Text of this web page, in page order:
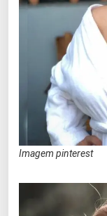
Imagem pinterest